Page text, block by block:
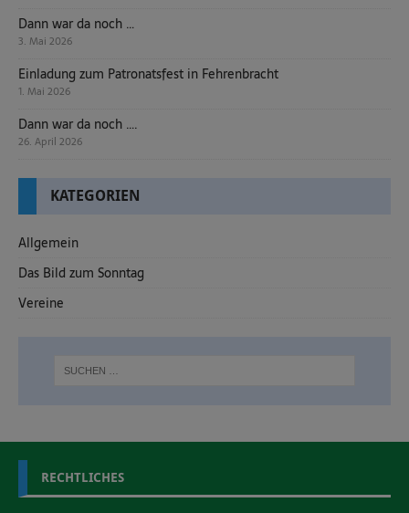
Dann war da noch …
3. Mai 2026
Einladung zum Patronatsfest in Fehrenbracht
1. Mai 2026
Dann war da noch ….
26. April 2026
KATEGORIEN
Allgemein
Das Bild zum Sonntag
Vereine
RECHTLICHES